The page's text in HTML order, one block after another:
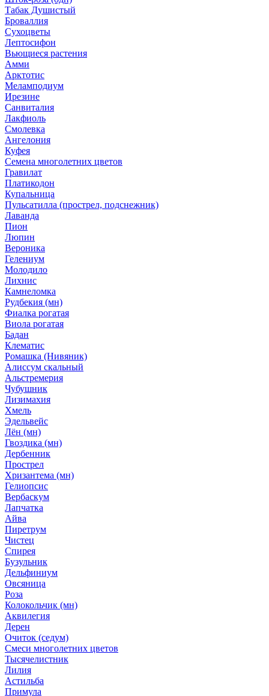
Табак Душистый
Броваллия
Сухоцветы
Лептосифон
Вьющиеся растения
Амми
Арктотис
Меламподиум
Ирезине
Санвиталия
Лакфиоль
Смолевка
Ангелония
Куфея
Семена многолетних цветов
Гравилат
Платикодон
Купальница
Пульсатилла (прострел, подснежник)
Лаванда
Пион
Люпин
Вероника
Гелениум
Молодило
Лихнис
Камнеломка
Рудбекия (мн)
Фиалка рогатая
Виола рогатая
Бадан
Клематис
Ромашка (Нивяник)
Алиссум скальный
Альстремерия
Чубушник
Лизимахия
Хмель
Эдельвейс
Лён (мн)
Гвоздика (мн)
Дербенник
Прострел
Хризантема (мн)
Гелиопсис
Вербаскум
Лапчатка
Айва
Пиретрум
Чистец
Спирея
Бузульник
Дельфиниум
Овсяница
Роза
Колокольчик (мн)
Аквилегия
Дерен
Очиток (седум)
Смеси многолетних цветов
Тысячелистник
Лилия
Астильба
Примула